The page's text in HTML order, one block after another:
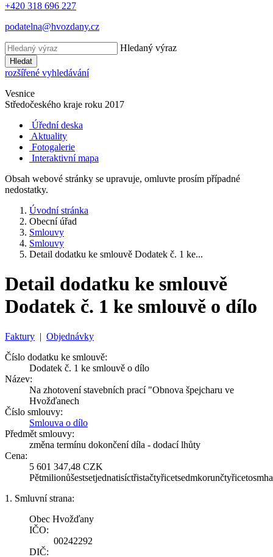
+420 318 696 227
podatelna@hvozdany.cz
Hledaný výraz
Hledat
rozšířené vyhledávání
Vesnice
Středočeského kraje roku 2017
Úřední deska
Aktuality
Fotogalerie
Interaktivní mapa
Obsah webové stránky se upravuje, omluvte prosím případné
nedostatky.
Úvodní stránka
Obecní úřad
Smlouvy
Smlouvy
Detail dodatku ke smlouvě Dodatek č. 1 ke...
Detail dodatku ke smlouvě
Dodatek č. 1 ke smlouvě o dílo
Faktury | Objednávky
Číslo dodatku ke smlouvě:
Dodatek č. 1 ke smlouvě o dílo
Název:
Na zhotovení stavebních prací "Obnova špejcharu ve
Hvožďanech
Číslo smlouvy:
Smlouva o dílo
Předmět smlouvy:
změna termínu dokončení díla - dodací lhůty
Cena:
5 601 347,48 CZK
1. Smluvní strana:
Obec Hvožďany
IČO:
00242292
DIČ: